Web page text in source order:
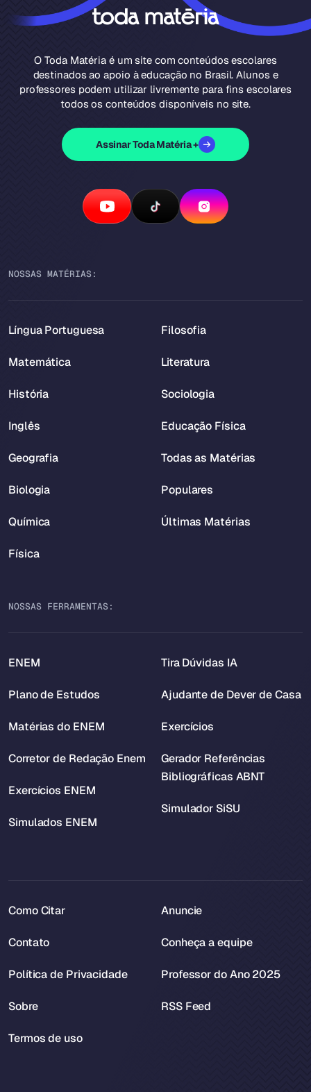
O Toda Matéria é um site com conteúdos escolares
destinados ao apoio à educação no Brasil. Alunos e
professores podem utilizar livremente para fins escolares
todos os conteúdos disponíveis no site.
Assinar Toda Matéria +
NOSSAS MATÉRIAS:
Língua Portuguesa
Matemática
História
Inglês
Geografia
Biologia
Química
Física
Filosofia
Literatura
Sociologia
Educação Física
Todas as Matérias
Populares
Últimas Matérias
NOSSAS FERRAMENTAS:
ENEM
Plano de Estudos
Matérias do ENEM
Corretor de Redação Enem
Exercícios ENEM
Simulados ENEM
Tira Dúvidas IA
Ajudante de Dever de Casa
Exercícios
Gerador Referências
Bibliográficas ABNT
Simulador SiSU
Como Citar
Contato
Política de Privacidade
Sobre
Termos de uso
Anuncie
Conheça a equipe
Professor do Ano 2025
RSS Feed